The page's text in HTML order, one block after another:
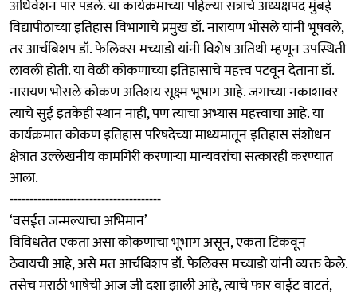
अधिवेशन पार पडले. या कार्यक्रमाच्या पहिल्या सत्राचे अध्यक्षपद मुंबई
विद्यापीठाच्या इतिहास विभागाचे प्रमुख डॉ. नारायण भोसले यांनी भूषवले,
तर आर्चबिशप डॉ. फेलिक्स मच्याडो यांनी विशेष अतिथी म्हणून उपस्थिती
लावली होती. या वेळी कोकणाच्या इतिहासाचे महत्त्व पटवून देताना डॉ.
नारायण भोसले कोकण अतिशय सूक्ष्म भूभाग आहे. जगाच्या नकाशावर
त्याचे सुई इतकेही स्थान नाही, पण त्याचा अभ्यास महत्त्वाचा आहे. या
कार्यक्रमात कोकण इतिहास परिषदेच्या माध्यमातून इतिहास संशोधन
क्षेत्रात उल्लेखनीय कामगिरी करणाऱ्या मान्यवरांचा सत्कारही करण्यात
आला.
--------------------------------------
‘वसईत जन्मल्याचा अभिमान’
विविधतेत एकता असा कोकणाचा भूभाग असून, एकता टिकवून
ठेवायची आहे, असे मत आर्चबिशप डॉ. फेलिक्स मच्याडो यांनी व्यक्त केले.
तसेच मराठी भाषेची आज जी दशा झाली आहे, त्याचे फार वाईट वाटतं,